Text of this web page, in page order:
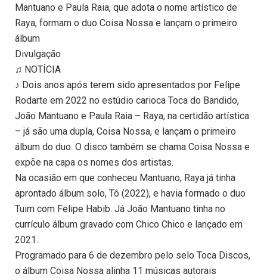
Mantuano e Paula Raia, que adota o nome artístico de
Raya, formam o duo Coisa Nossa e lançam o primeiro
álbum
Divulgação
♫ NOTÍCIA
♪ Dois anos após terem sido apresentados por Felipe
Rodarte em 2022 no estúdio carioca Toca do Bandido,
João Mantuano e Paula Raia – Raya, na certidão artística
– já são uma dupla, Coisa Nossa, e lançam o primeiro
álbum do duo. O disco também se chama Coisa Nossa e
expõe na capa os nomes dos artistas.
Na ocasião em que conheceu Mantuano, Raya já tinha
aprontado álbum solo, Tô (2022), e havia formado o duo
Tuim com Felipe Habib. Já João Mantuano tinha no
currículo álbum gravado com Chico Chico e lançado em
2021.
Programado para 6 de dezembro pelo selo Toca Discos,
o álbum Coisa Nossa alinha 11 músicas autorais